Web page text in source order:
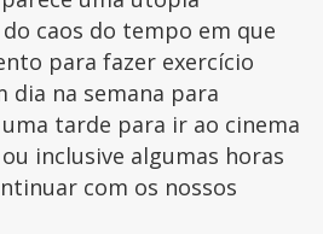
caos do tempo em que
para fazer exercício
dia na semana para
tarde para ir ao cinema
inclusive algumas horas
com os nossos